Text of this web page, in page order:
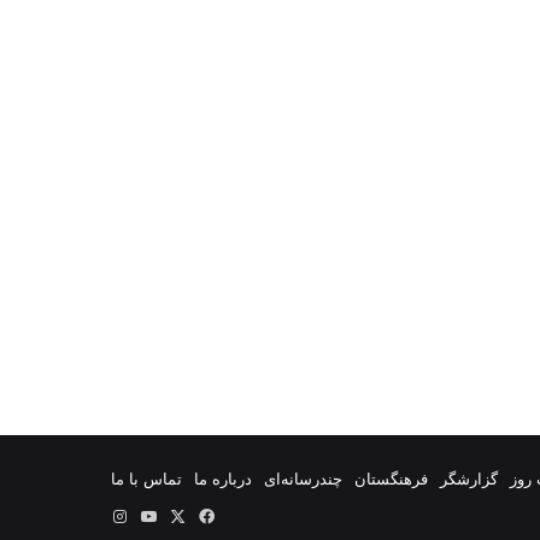
گزارشگر فرهنگستان چندرسانه‌ای درباره ما
تماس با ما
فیس
یوتیوب